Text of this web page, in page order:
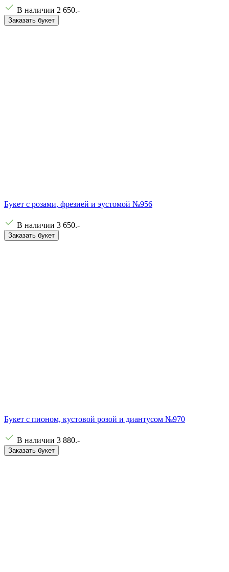
В наличии 2 650.-
Заказать букет
Букет с розами, фрезией и эустомой №956
В наличии 3 650.-
Заказать букет
Букет с пионом, кустовой розой и диантусом №970
В наличии 3 880.-
Заказать букет